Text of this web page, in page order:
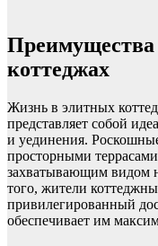
коттеджах
Жизнь в элитных
представляет собой
и уединения.
просторными
захватывающим видом
того, жители
привилегированный
обеспечивает им